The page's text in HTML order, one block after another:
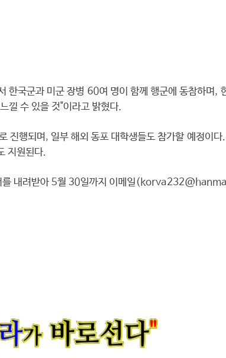
국군과 미군 장병 60여 명이 함께 행군에 동참하며,
낄 수 있을 것"이라고 밝혔다.
진행되며, 일부 해외 동포 대학생들도 참가할 예정이
지원된다.
를 내려받아 5월 30일까지 이메일